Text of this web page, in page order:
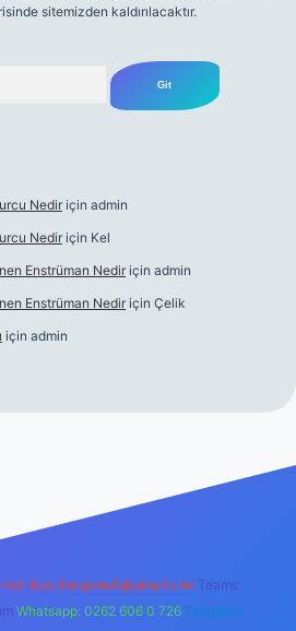
sitemizden kaldırılacaktır.
Nedir için admin
Nedir için Kel
Enstrüman Nedir için admin
Enstrüman Nedir için Çelik
için admin
backlinkpaneli@gmail.com Teams:
Whatsapp: 0262 606 0 726 Telegram: